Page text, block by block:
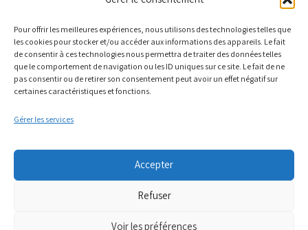
Pour offrir les meilleures expériences, nous utilisons des technologies telles que
les cookies pour stocker et/ou accéder aux informations des appareils. Le fait
de consentir à ces technologies nous permettra de traiter des données telles
que le comportement de navigation ou les ID uniques sur ce site. Le fait de ne
pas consentir ou de retirer son consentement peut avoir un effet négatif sur
certaines caractéristiques et fonctions.
Gérer les services
Accepter
Refuser
Voir les préférences
Politiques de confidentialités
Mentions légales
(Nous ne sommes pas une plateforme de RDV)